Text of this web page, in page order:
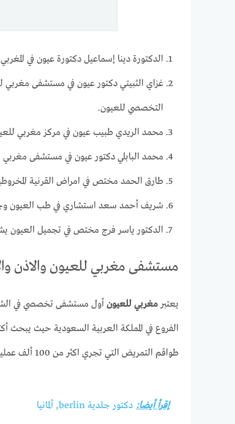
الدكتورة دينا إسماعيل دكتورة عيون في
غزاي الثبيتي دكتور عيون في مستشفى مغربي
التخصصي للعيون.
محمد الريدي طبيب عيون في مركز مغربي
محمد البابلي دكتور عيون في مستشفى مغربي
طارق الحمد مختص في امراض القرنية
شريف أحمد سعد استشاري في طب العيون
الدكتور ياسر فرج مختص في تجميل العيون
مستشفى مغربي للعيون والاذن
يعتبرمغربي للعيون أول مستشفى تخصصي في الشرق
الفروع في المملكة العربية السعودية حيث يبحث
طواقم التمريض التي تجري اكثر من 100 ألف عملية جراحية سنويا هذا ويمكن
إقرأ أيضا: دكتور جلدية berlin, ألمانيا